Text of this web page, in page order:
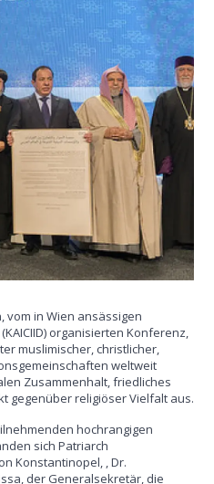
in Wien ansässigen
organisierten Konferenz,
muslimischer, christlicher,
weltweit
Zusammenhalt, friedliches
gegenüber religiöser Vielfalt aus.
hochrangigen
sich Patriarch
Konstantinopel, , Dr.
der Generalsekretär, die